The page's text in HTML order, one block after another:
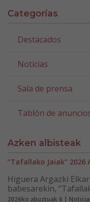
Categorías
Destacados
Noticias
Sala de prensa
Tablón de
Azken albisteak
“Tafallako Jaiak” 2026
Higuera Argazki
babesarekin,
2026ko abuztuak 6 |